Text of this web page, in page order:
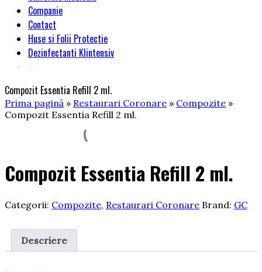
Companie
Contact
Huse si Folii Protectie
Dezinfectanti Klintensiv
Compozit Essentia Refill 2 ml.
Prima pagină » Restaurari Coronare » Compozite »
Compozit Essentia Refill 2 ml.
Compozit Essentia Refill 2 ml.
Categorii: Compozite, Restaurari Coronare Brand: GC
Descriere